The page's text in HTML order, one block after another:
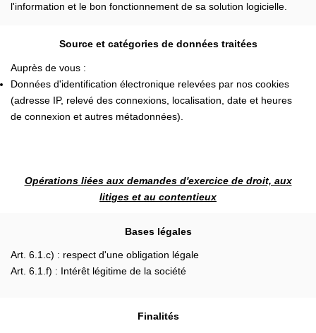
l'information et le bon fonctionnement de sa solution logicielle.
Source et catégories de données traitées
Auprès de vous :
Données d'identification électronique relevées par nos cookies
(adresse IP, relevé des connexions, localisation, date et heures
de connexion et autres métadonnées).
Opérations liées aux demandes d'exercice de droit, aux
litiges et au contentieux
Bases légales
Art. 6.1.c) : respect d'une obligation légale
Art. 6.1.f) : Intérêt légitime de la société
Finalités